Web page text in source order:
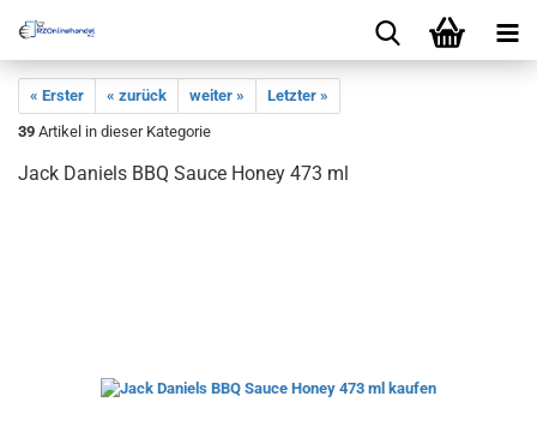
« Erster « zurück weiter »
Letzter »
39 Artikel in dieser Kategorie
Jack Daniels BBQ Sauce Honey 473 ml